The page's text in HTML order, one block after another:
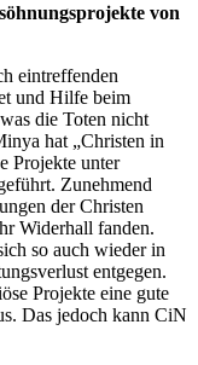
von
eintreffenden
und Hilfe beim
die Toten nicht
hat „Christen in
Projekte unter
Zunehmend
der Christen
Widerhall fanden.
so auch wieder in
entgegen.
Projekte eine gute
Das jedoch kann CiN